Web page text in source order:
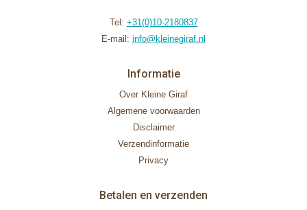
Tel: +31(0)10-2180837
E-mail: info@kleinegiraf.nl
Informatie
Over Kleine Giraf
Algemene voorwaarden
Disclaimer
Verzendinformatie
Privacy
Betalen en verzenden